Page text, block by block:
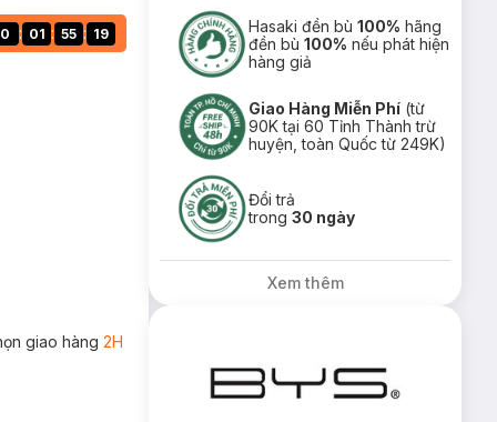
0 : 01 : 55 : 18
giao hàng 2H
Hasaki đền bù100% hãng
đền bù100% nếu phát hiện
hàng giả
Giao Hàng Miễn Phí (từ
90K tại 60 Tỉnh Thành trừ
huyện, toàn Quốc từ 249K)
Đổi trả
trong30 ngày
Xem thêm